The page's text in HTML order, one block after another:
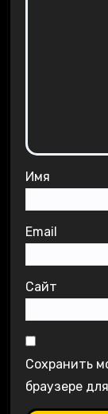
Имя
Email
Сайт
Сохранить
браузере